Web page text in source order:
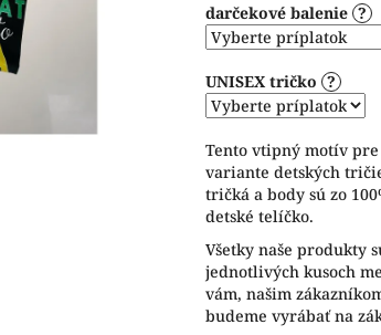
darčekové balenie ?
UNISEX tričko ?
Tento vtipný motív
variante detských
tričká a body sú zo
detské telíčko.
Všetky naše produkty
jednotlivých kusoch
vám, našim
budeme vyrábať na